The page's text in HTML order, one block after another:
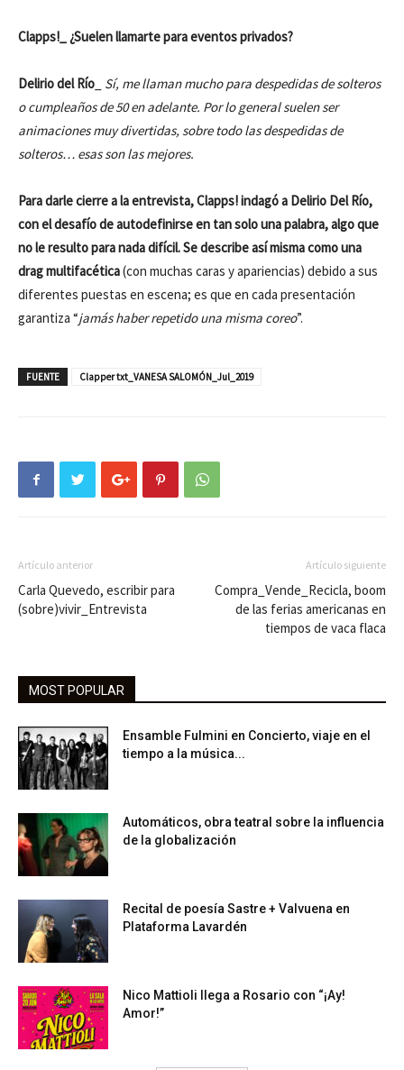
Clapps!_ ¿Suelen llamarte para eventos privados?
Delirio del Río
Sí, me llaman mucho para despedidas de solteros
o cumpleaños de 50 en adelante. Por lo general suelen ser
animaciones muy divertidas, sobre todo las despedidas de
solteros… esas son las mejores.
Para darle cierre a la entrevista, Clapps! indagó a Delirio Del Río,
con el desafío de autodefinirse en tan solo una palabra, algo que
no le resulto para nada difícil. Se describe así misma como una
drag multifacética(con muchas caras y apariencias) debido a sus
diferentes puestas en escena; es que en cada presentación
garantiza “jamás haber repetido una misma coreo”.
FUENTE Clapper txt_VANESA SALOMÓN_Jul_2019
Artículo anterior
Carla Quevedo, escribir para
(sobre)vivir_Entrevista
Artículo siguiente
Compra_Vende_Recicla, boom
de las ferias americanas en
tiempos de vaca flaca
MOST POPULAR
Ensamble Fulmini en Concierto, viaje en el
tiempo a la música...
Automáticos, obra teatral sobre la influencia
de la globalización
Recital de poesía Sastre + Valvuena en
Plataforma Lavardén
Nico Mattioli llega a Rosario con “¡Ay!
Amor!”